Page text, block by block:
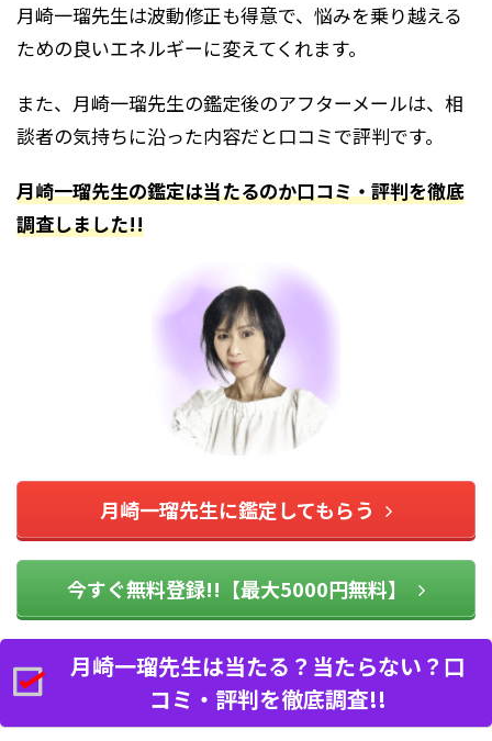
月崎一瑠先生は波動修正も得意で、悩みを乗り越える
ための良いエネルギーに変えてくれます。
また、 月崎一瑠先生の鑑定後のアフターメールは、相
談者の気持ちに沿った内容だと口コミで評判です。
月崎一瑠先生の鑑定は当たるのか口コミ・評判を徹底
調査しました!!
月崎一瑠先生に鑑定してもらう
今すぐ無料登録!!【最大5000円無料】
月崎一瑠先生は当たる？当たらない？口
コミ・評判を徹底調査!!